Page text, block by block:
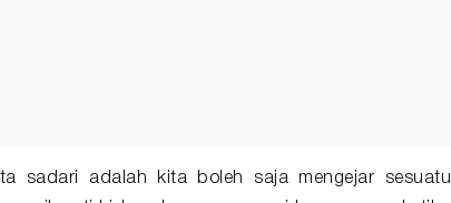
sadari adalah kita boleh saja mengejar sesuatu